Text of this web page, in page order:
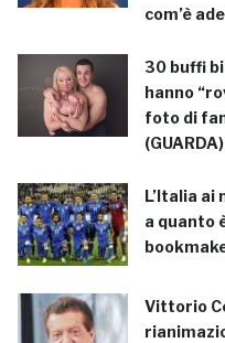
com’è
30 buffi
hanno
foto di
(GUARDA)
L’Italia ai
a quanto
Vittorio